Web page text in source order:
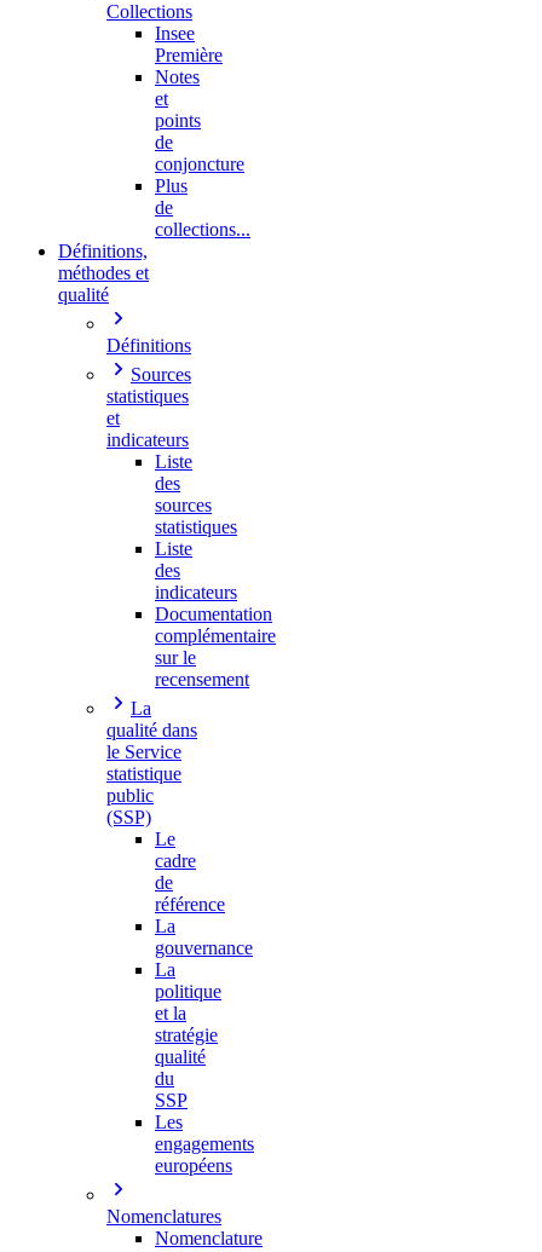
Collections
Insee
Première
Notes
et
points
de
conjoncture
Plus
de
collections...
Définitions,
méthodes et
qualité
Définitions
Sources
statistiques
et
indicateurs
Liste
des
sources
statistiques
Liste
des
indicateurs
Documentation
complémentaire
sur le
recensement
La
qualité dans
le Service
statistique
public
(SSP)
Le
cadre
de
référence
La
gouvernance
La
politique
et la
stratégie
qualité
du
SSP
Les
engagements
européens
Nomenclatures
Nomenclature